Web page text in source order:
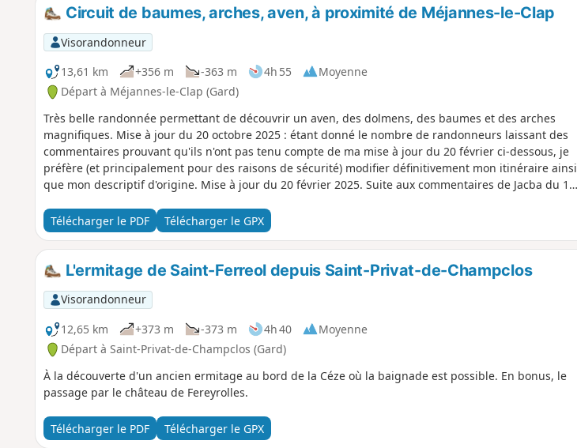
Circuit de baumes, arches, aven, à proximité de Méjannes-le-Clap
Visorandonneur
13,61 km
+356 m -363 m 4h 55
Moyenne
Départ à Méjannes-le-Clap (Gard)
Très belle randonnée permettant de découvrir un aven, des dolmens, des baumes et des arches
magnifiques. Mise à jour du 20 octobre 2025 : étant donné le nombre de randonneurs laissant des
commentaires prouvant qu'ils n'ont pas tenu compte de ma mise à jour du 20 février ci-dessous, je
préfère (et principalement pour des raisons de sécurité) modifier définitivement mon itinéraire ainsi
que mon descriptif d'origine. Mise à jour du 20 février 2025. Suite aux commentaires de Jacba du 19
rando moins difficile pour un attrait supérieur. Au (10), prendre le sentier sur la gauche entièrement
balisé en Jaune. Ce bon sentier rejoint celui qui mène au (14). L’emprunter sur la droite pour faire
un aller-retour jusqu’aux Arches du Morgue. Revenir sur ses pas et continuer le sentier initial de
cette randonnée en passant par les (14) et (14).
Télécharger le PDF Télécharger le GPX
L'ermitage de Saint-Ferreol depuis Saint-Privat-de-Champclos
Visorandonneur
12,65 km
+373 m -373 m 4h 40
Moyenne
Départ à Saint-Privat-de-Champclos (Gard)
À la découverte d'un ancien ermitage au bord de la Céze où la baignade est possible. En bonus, le
passage par le château de Fereyrolles.
Télécharger le PDF Télécharger le GPX